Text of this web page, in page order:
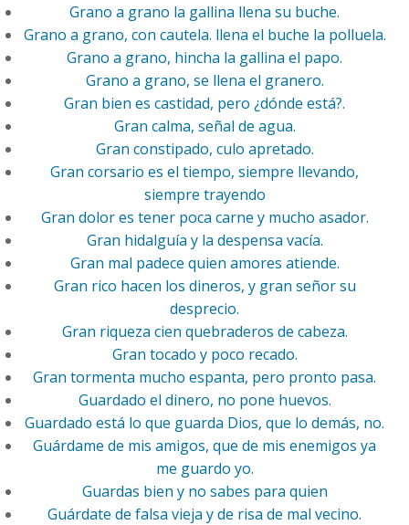
Grano a grano la gallina llena su buche.
Grano a grano, con cautela. llena el buche la polluela.
Grano a grano, hincha la gallina el papo.
Grano a grano, se llena el granero.
Gran bien es castidad, pero ¿dónde está?.
Gran calma, señal de agua.
Gran constipado, culo apretado.
Gran corsario es el tiempo, siempre llevando,
siempre trayendo
Gran dolor es tener poca carne y mucho asador.
Gran hidalguía y la despensa vacía.
Gran mal padece quien amores atiende.
Gran rico hacen los dineros, y gran señor su
desprecio.
Gran riqueza cien quebraderos de cabeza.
Gran tocado y poco recado.
Gran tormenta mucho espanta, pero pronto pasa.
Guardado el dinero, no pone huevos.
Guardado está lo que guarda Dios, que lo demás, no.
Guárdame de mis amigos, que de mis enemigos ya
me guardo yo.
Guardas bien y no sabes para quien
Guárdate de falsa vieja y de risa de mal vecino.